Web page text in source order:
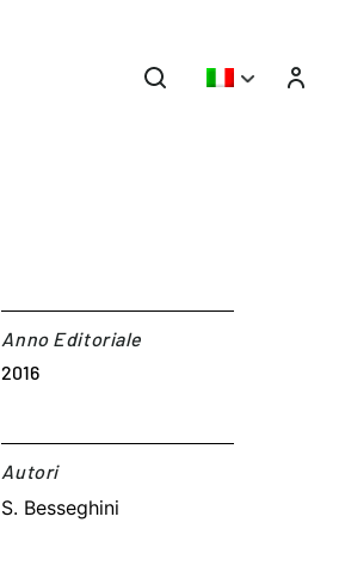
Anno Editoriale
2016
Autori​
S. Besseghini